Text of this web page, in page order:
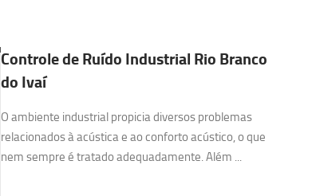
Controle de Ruído Industrial Rio Branco
do Ivaí
O ambiente industrial propicia diversos problemas
relacionados à acústica e ao conforto acústico, o que
nem sempre é tratado adequadamente. Além ...